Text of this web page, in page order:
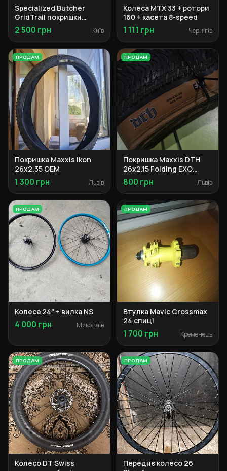
Specialized Butcher
GridTrail покришки
29x2.3
2 500 грн Київ
Колеса MTX 33 + ротори
160 + касета 8-speed
1 111 грн Чернігів
ПРОДАМ
Покришка Maxxis Ikon
26x2.35 OEM
1 300 грн Львів
ПРОДАМ
Покришка Maxxis DTH
26x2.15 Folding EXO
Tanwall
800 грн Львів
ПРОДАМ
Колеса 24" + вилка NS
4 000 грн Миколаїв
ПРОДАМ
Втулка Mavic Crossmax
24 спиці
1 700 грн Кременець
ПРОДАМ
Колесо DT Swiss
ПРОДАМ
Переднє колесо 26